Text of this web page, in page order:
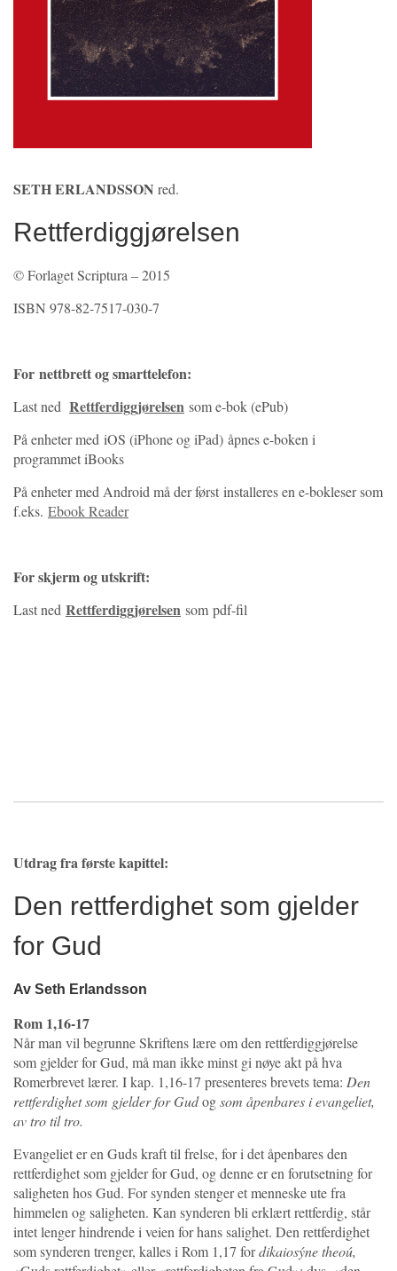
SETH ERLANDSSON red.
Rettferdiggjørelsen
© Forlaget Scriptura – 2015
ISBN 978-82-7517-030-7
For nettbrett og smarttelefon:
Last ned Rettferdiggjørelsen som e-bok (ePub)
På enheter med iOS (iPhone og iPad) åpnes e-boken i
programmet iBooks
På enheter med Android må der først installeres en e-bokleser som
f.eks. Ebook Reader
For skjerm og utskrift:
Last ned Rettferdiggjørelsen som pdf-fil
Utdrag fra første kapittel:
Den rettferdighet som gjelder
for Gud
Av Seth Erlandsson
Rom 1,16-17
Når man vil begrunne Skriftens lære om den rettferdiggjørelse
som gjelder for Gud, må man ikke minst gi nøye akt på hva
Romerbrevet lærer. I kap. 1,16-17 presenteres brevets tema: Den
rettferdighet som gjelder for Gudogsom åpenbares i evangeliet,
av tro til tro.
Evangeliet er en Guds kraft til frelse, for i det åpenbares den
rettferdighet som gjelder for Gud, og denne er en forutsetning for
saligheten hos Gud. For synden stenger et menneske ute fra
himmelen og saligheten. Kan synderen bli erklært rettferdig, står
intet lenger hindrende i veien for hans salighet. Den rettferdighet
som synderen trenger, kalles i Rom 1,17 fordikaiosýne theoú,